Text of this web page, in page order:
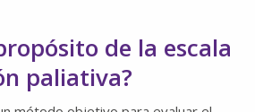
de la escala
paliativa?